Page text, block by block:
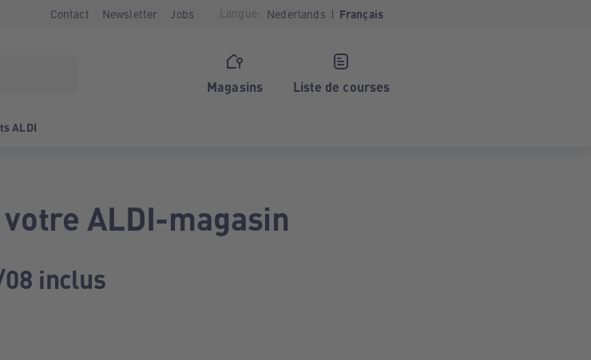
Contact Newsletter Jobs Langue: Nederlands Français
Magasins Liste de courses
ALDI
ALDI-magasin
inclus